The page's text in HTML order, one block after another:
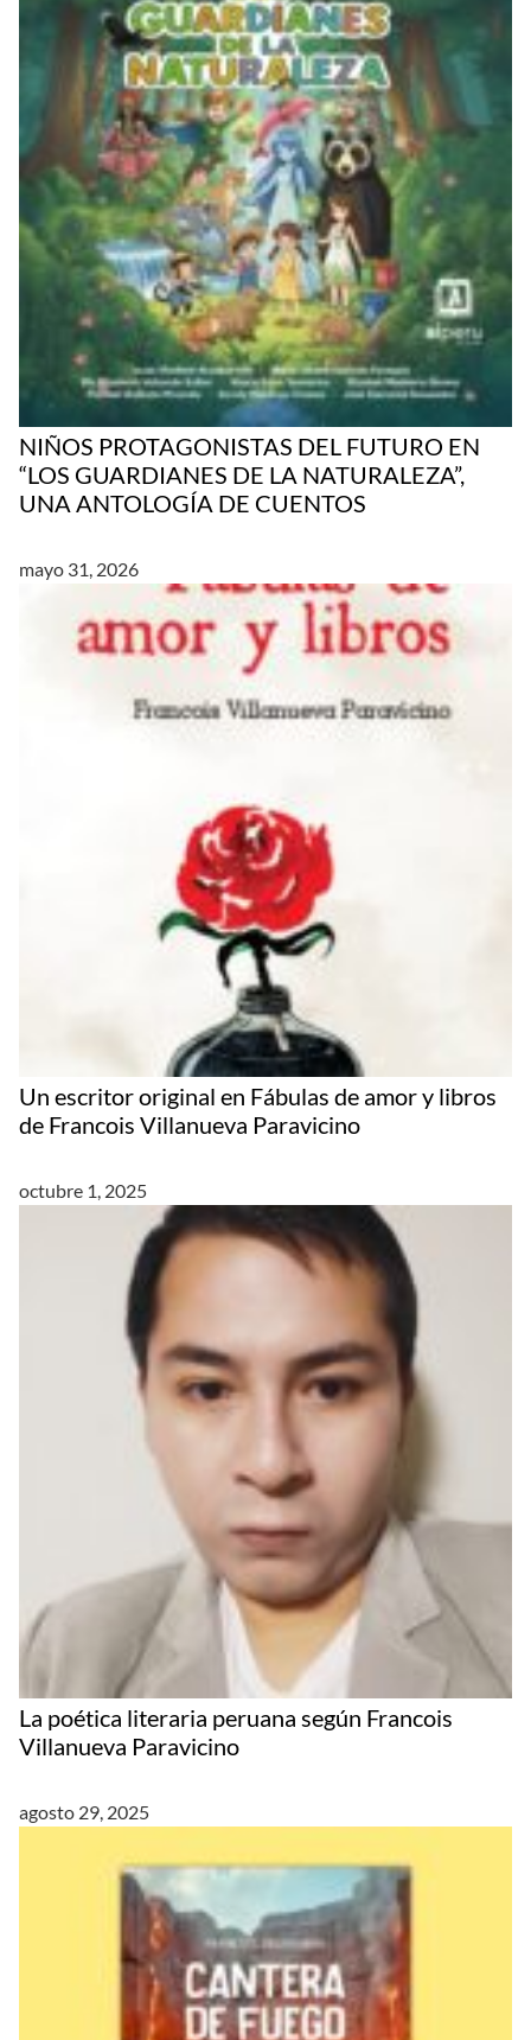
NIÑOS PROTAGONISTAS DEL FUTURO EN
“LOS GUARDIANES DE LA NATURALEZA”,
UNA ANTOLOGÍA DE CUENTOS
mayo 31, 2026
Un escritor original en Fábulas de amor y libros
de Francois Villanueva Paravicino
octubre 1, 2025
La poética literaria peruana según Francois
Villanueva Paravicino
agosto 29, 2025